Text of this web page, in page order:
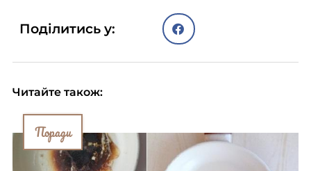
Поділитись у:
Читайте також:
Поради